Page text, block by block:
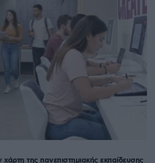
χάρτη της πανεπιστημιακής εκπαίδευσης